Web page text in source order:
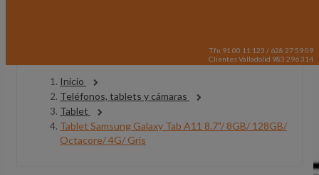
Tfn 91 00 11 123 / 628 27 59 09
Clientes Valladolid 983 296 314
Inicio
Teléfonos, tablets y cámaras
Tablet
Tablet Samsung Galaxy Tab A11 8.7"/ 8GB/ 128GB/
Octacore/ 4G/ Gris